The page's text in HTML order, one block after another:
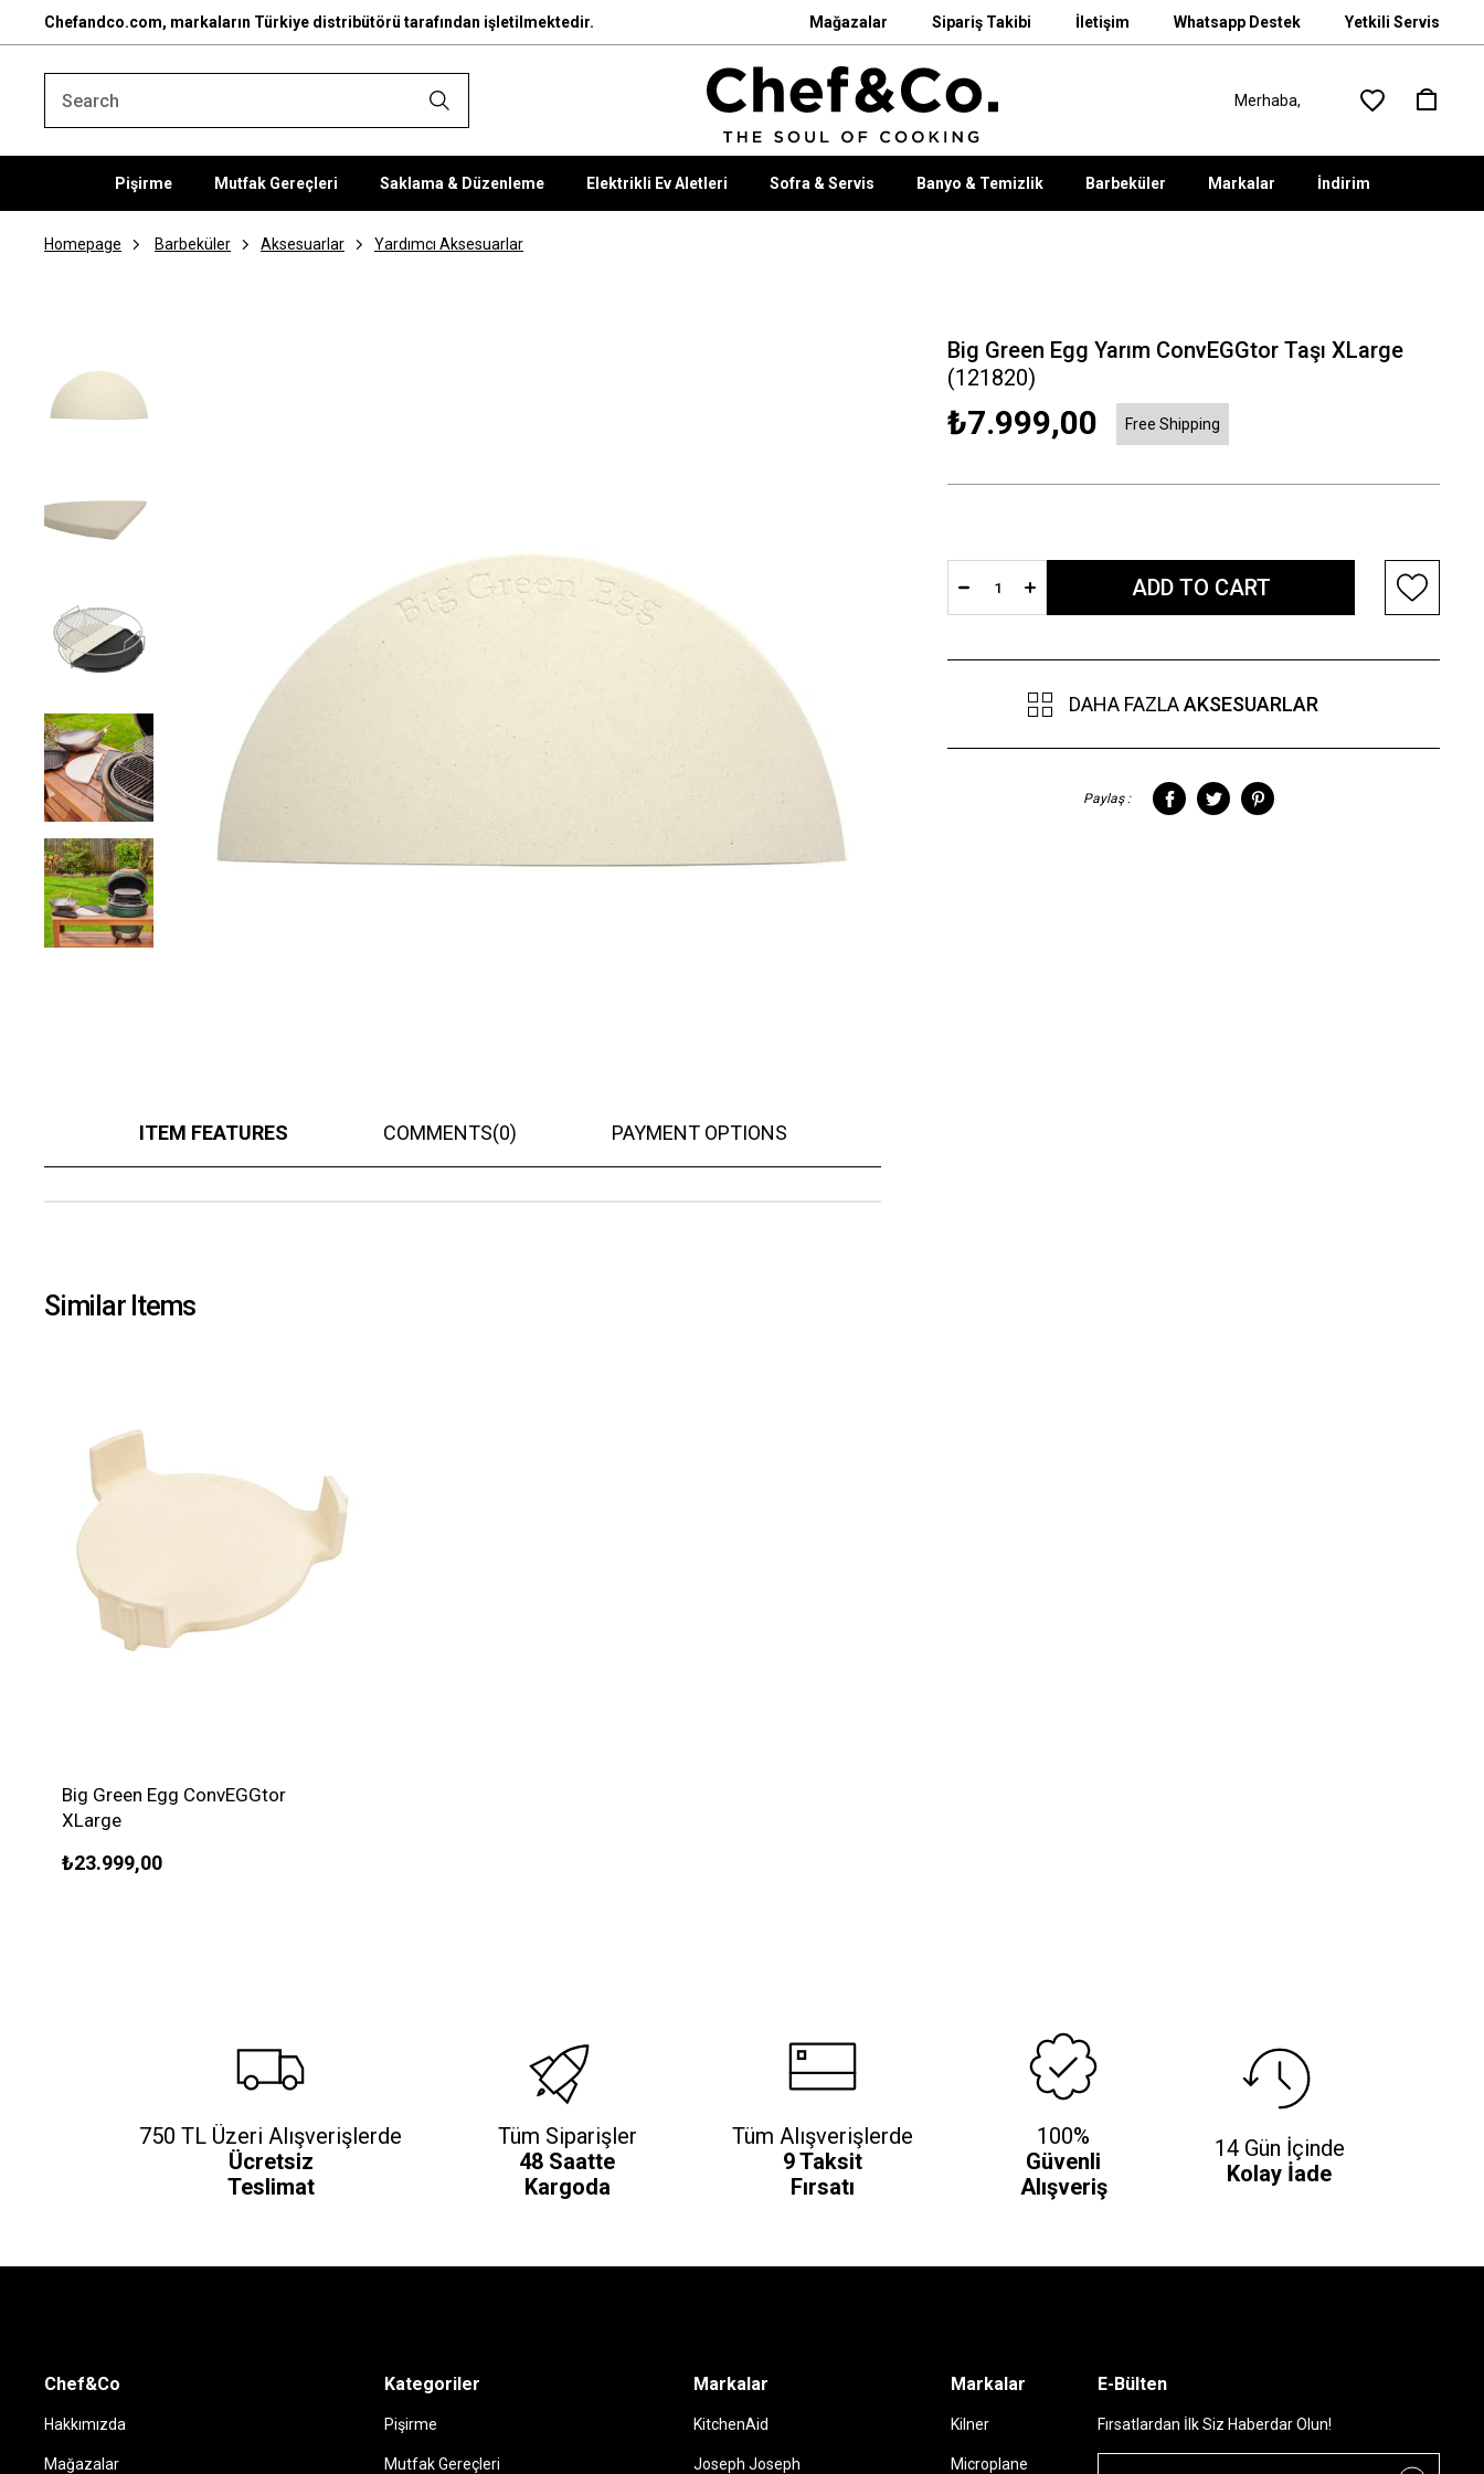
Chefandco.com, markaların Türkiye distribütörü tarafından işletilmektedir. Mağazalar Sipariş Takibi İletişim Whatsapp Destek Yetkili Servis
Pişirme Mutfak Gereçleri Saklama & Düzenleme Elektrikli Ev Aletleri Sofra & Servis Banyo & Temizlik Barbeküler Markalar İndirim
Homepage Barbeküler Aksesuarlar Yardımcı Aksesuarlar
Big Green Egg Yarım ConvEGGtor Taşı XLarge
(121820)
₺7.999,00 Free Shipping
DAHA FAZLAAKSESUARLAR
Paylaş :
ITEM FEATURES COMMENTS(0) PAYMENT OPTIONS
Similar Items
Big Green Egg ConvEGGtor
XLarge
₺23.999,00
750 TL Üzeri Alışverişlerde
Ücretsiz
Teslimat
Tüm Siparişler
48 Saatte
Kargoda
Tüm Alışverişlerde
9 Taksit
Fırsatı
100%
Güvenli
Alışveriş
14 Gün İçinde
Kolay İade
Chef&Co
Hakkımızda
Mağazalar
Kategoriler
Pişirme
Mutfak Gereçleri
Markalar
KitchenAid
Joseph Joseph
Markalar
Kilner
Microplane
E-Bülten
Fırsatlardan İlk Siz Haberdar Olun!